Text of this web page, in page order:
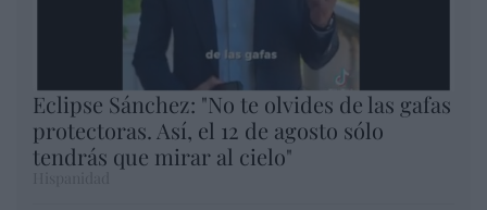
Eclipse Sánchez: "No te olvides de las gafas
protectoras. Así, el 12 de agosto sólo
tendrás que mirar al cielo"